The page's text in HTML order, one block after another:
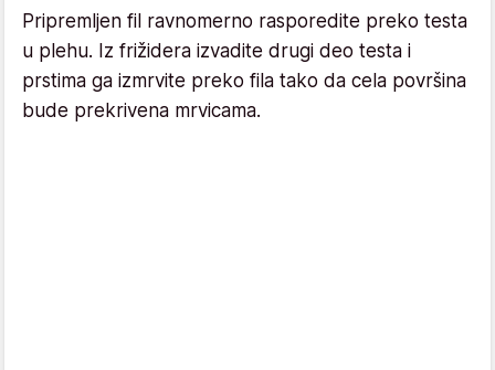
Pripremljen fil ravnomerno rasporedite preko testa
u plehu. Iz frižidera izvadite drugi deo testa i
prstima ga izmrvite preko fila tako da cela površina
bude prekrivena mrvicama.